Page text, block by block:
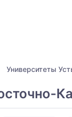
Университеты